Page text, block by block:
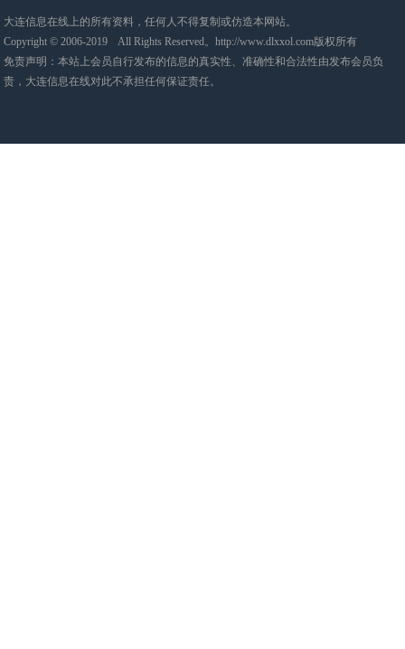
大连信息在线上的所有资料，任何人不得复制或仿造本网站。
Copyright © 2006-2019 All Rights Reserved。http://www.dlxxol.com版权所有
免责声明：本站上会员自行发布的信息的真实性、准确性和合法性由发布会员负
责，大连信息在线对此不承担任何保证责任。